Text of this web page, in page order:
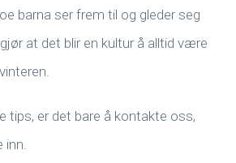
barna ser frem til og gleder seg
at det blir en kultur å alltid være
tips, er det bare å kontakte oss,
inn.